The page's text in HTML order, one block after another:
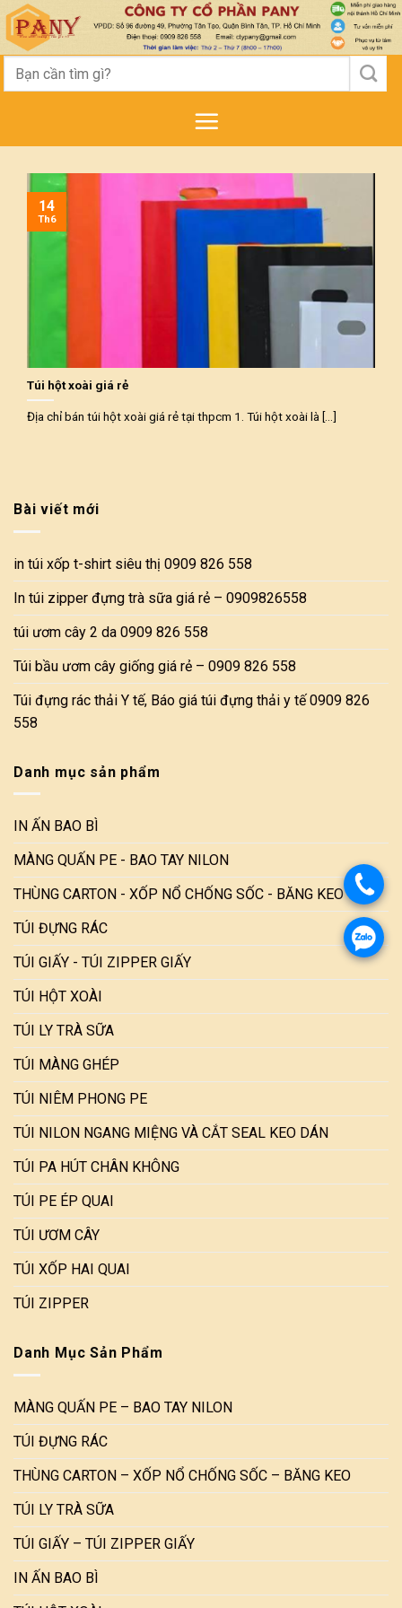
Skip
to
content
kiếm:
Túi hột xoài giá rẻ
Địa chỉ bán túi hột xoài giá rẻ tại thpcm 1. Túi hột xoài là [...]
14
Th6
Bài viết mới
in túi xốp t-shirt siêu thị 0909 826 558
In túi zipper đựng trà sữa giá rẻ – 0909826558
túi ươm cây 2 da 0909 826 558
Túi bầu ươm cây giống giá rẻ – 0909 826 558
Túi đựng rác thải Y tế, Báo giá túi đựng thải y tế 0909 826
558
Danh mục sản phẩm
IN ẤN BAO BÌ
MÀNG QUẤN PE - BAO TAY NILON
THÙNG CARTON - XỐP NỔ CHỐNG SỐC - BĂNG KEO
TÚI ĐỰNG RÁC
TÚI GIẤY - TÚI ZIPPER GIẤY
TÚI HỘT XOÀI
TÚI LY TRÀ SỮA
TÚI MÀNG GHÉP
TÚI NIÊM PHONG PE
TÚI NILON NGANG MIỆNG VÀ CẮT SEAL KEO DÁN
TÚI PA HÚT CHÂN KHÔNG
TÚI PE ÉP QUAI
TÚI ƯƠM CÂY
TÚI XỐP HAI QUAI
TÚI ZIPPER
Danh Mục Sản Phẩm
MÀNG QUẤN PE – BAO TAY NILON
TÚI ĐỰNG RÁC
THÙNG CARTON – XỐP NỔ CHỐNG SỐC – BĂNG KEO
TÚI LY TRÀ SỮA
TÚI GIẤY – TÚI ZIPPER GIẤY
IN ẤN BAO BÌ